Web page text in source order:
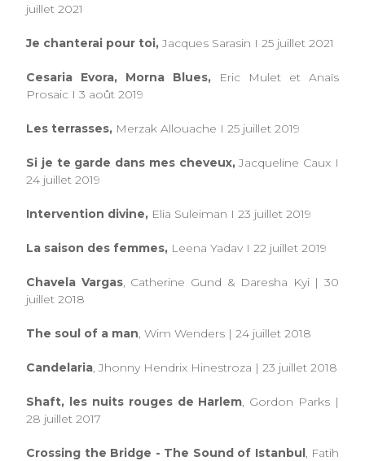
juillet 2021
Je chanterai pour toi,Jacques Sarasin I 25 juillet 2021
Cesaria Evora, Morna Blues,
Eric Mulet et Anaïs
Prosaic I 3 août 2019
Les terrasses, Merzak Allouache I 25 juillet 2019
Si je te garde dans mes cheveux,Jacqueline Caux I
24 juillet 2019
Intervention divine, Elia Suleiman I 23 juillet 2019
La saison des femmes, Leena Yadav I 22 juillet 2019
Chavela Vargas, Catherine Gund & Daresha Kyi | 30
juillet 2018
The soul of a man, Wim Wenders | 24 juillet 2018
Candelaria, Jhonny Hendrix Hinestroza | 23 juillet 2018
Shaft, les nuits rouges de Harlem, Gordon Parks |
28 juillet 2017
Crossing the Bridge - The Sound of Istanbul, Fatih